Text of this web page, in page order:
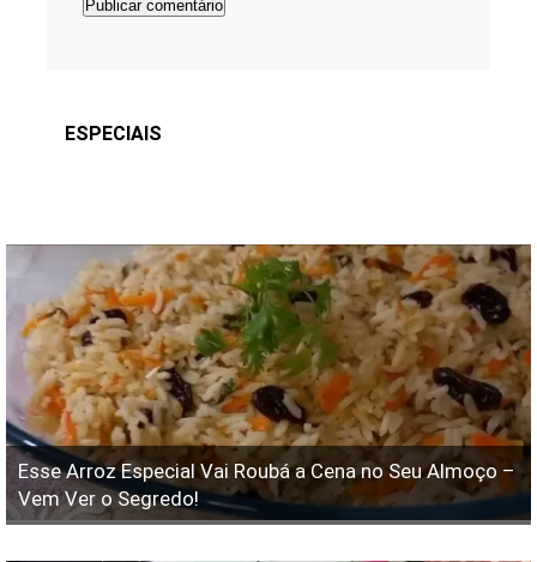
ESPECIAIS
Esse Arroz Especial Vai Roubá a Cena no Seu Almoço –
Vem Ver o Segredo!